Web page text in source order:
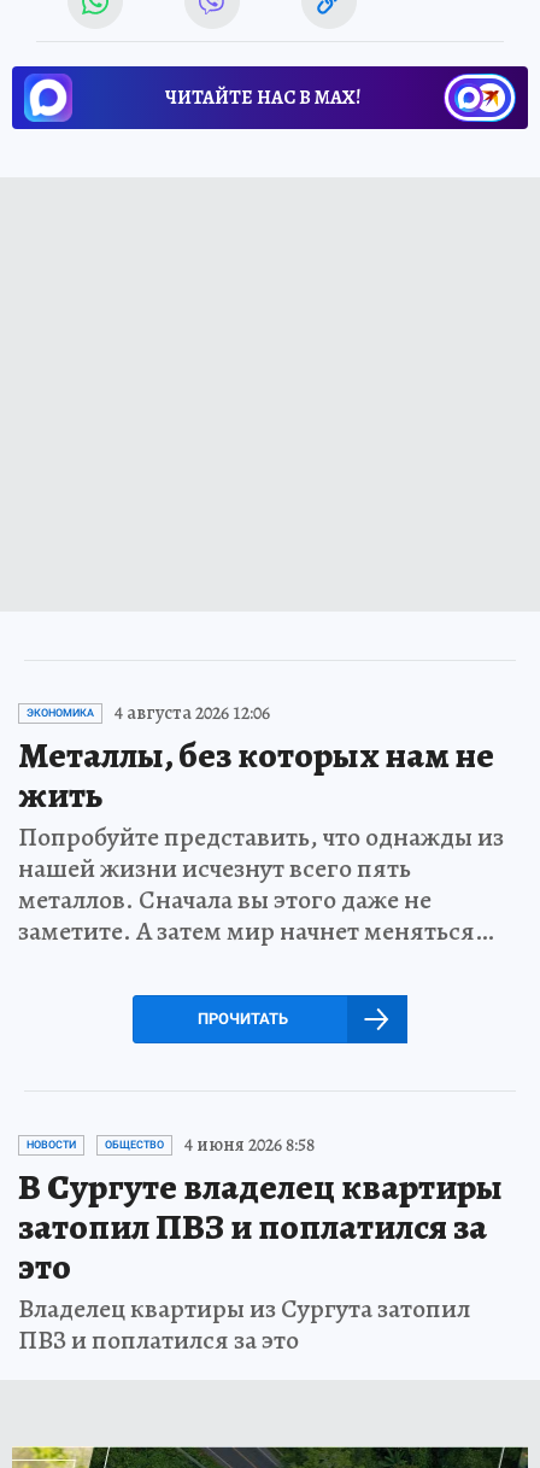
ЧИТАЙТЕ НАС В МАХ!
ЭКОНОМИКА 4 августа 2026 12:06
Металлы, без которых нам не
жить
Попробуйте представить, что однажды из
нашей жизни исчезнут всего пять
металлов. Сначала вы этого даже не
заметите. А затем мир начнет меняться…
ПРОЧИТАТЬ
НОВОСТИ ОБЩЕСТВО 4 июня 2026 8:58
В Сургуте владелец квартиры
затопил ПВЗ и поплатился за
это
Владелец квартиры из Сургута затопил
ПВЗ и поплатился за это